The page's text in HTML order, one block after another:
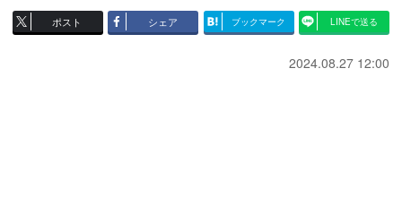
ポスト シェア ブックマーク LINEで送る
2024.08.27 12:00